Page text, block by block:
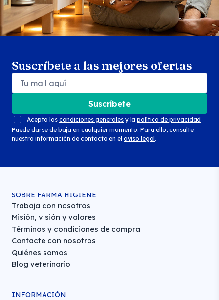
Suscríbete a las mejores ofertas
Suscríbete
Acepto las condiciones generales y la política de privacidad
Puede darse de baja en cualquier momento. Para ello, consulte
nuestra información de contacto en el aviso legal .
SOBRE FARMA HIGIENE
Trabaja con nosotros
Misión, visión y valores
Términos y condiciones de compra
Contacte con nosotros
Quiénes somos
Blog veterinario
INFORMACIÓN